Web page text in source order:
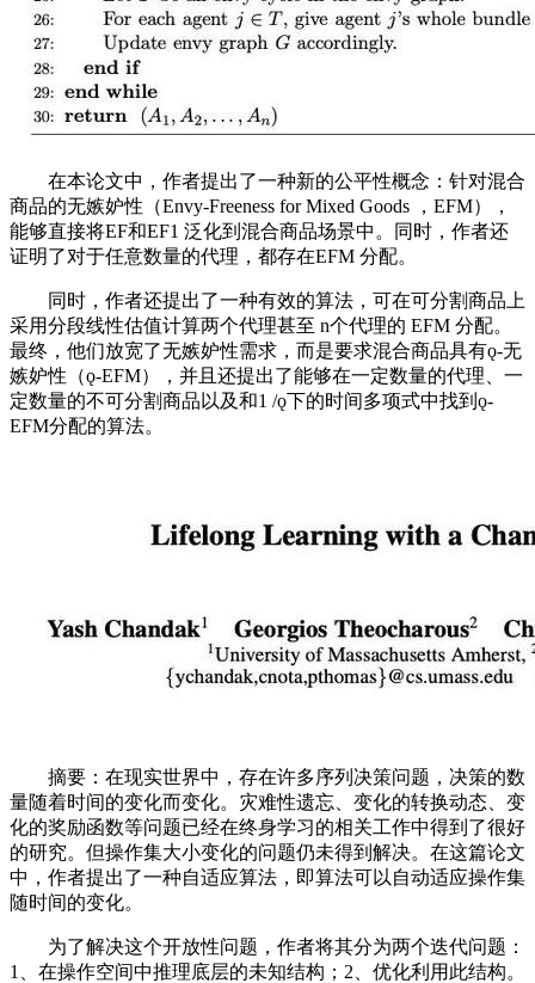
在本论文中，作者提出了一种新的公平性概念：针对混合
商品的无嫉妒性（Envy-Freeness for Mixed Goods ，EFM），
能够直接将EF和EF1 泛化到混合商品场景中。同时，作者还
证明了对于任意数量的代理，都存在EFM 分配。
同时，作者还提出了一种有效的算法，可在可分割商品上
采用分段线性估值计算两个代理甚至 n个代理的 EFM 分配。
最终，他们放宽了无嫉妒性需求，而是要求混合商品具有ǫ-无
嫉妒性（ǫ-EFM），并且还提出了能够在一定数量的代理、一
定数量的不可分割商品以及和1 /ǫ下的时间多项式中找到ǫ-
EFM分配的算法。
摘要：在现实世界中，存在许多序列决策问题，决策的数
量随着时间的变化而变化。灾难性遗忘、变化的转换动态、变
化的奖励函数等问题已经在终身学习的相关工作中得到了很好
的研究。但操作集大小变化的问题仍未得到解决。在这篇论文
中，作者提出了一种自适应算法，即算法可以自动适应操作集
随时间的变化。
为了解决这个开放性问题，作者将其分为两个迭代问题：
1、在操作空间中推理底层的未知结构；2、优化利用此结构。